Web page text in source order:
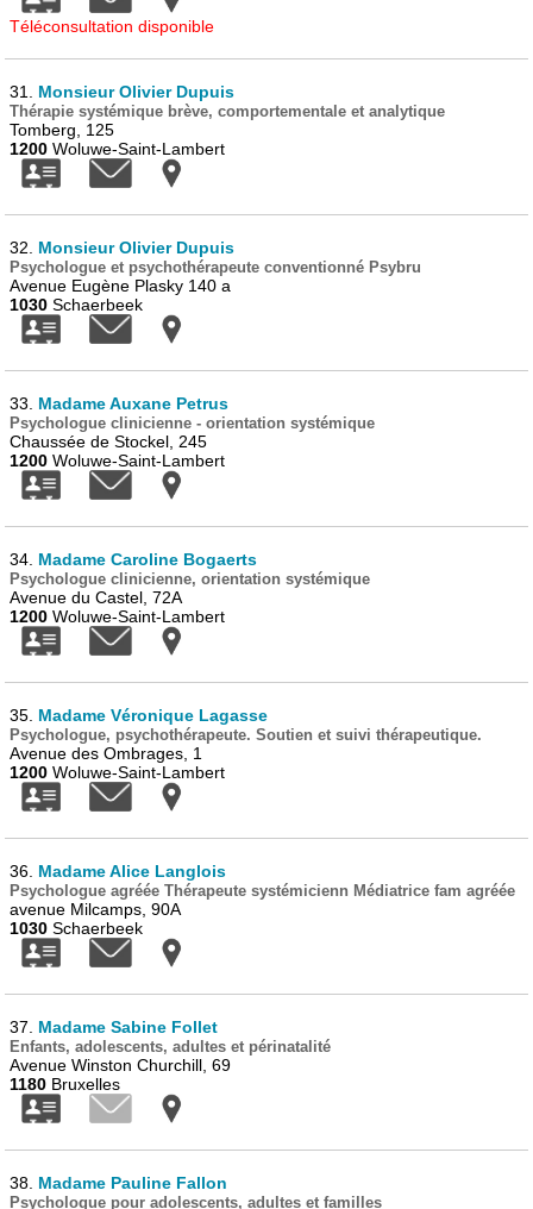
Téléconsultation disponible
31. Monsieur Olivier Dupuis
Thérapie systémique brève, comportementale et analytique
Tomberg, 125
1200 Woluwe-Saint-Lambert
32. Monsieur Olivier Dupuis
Psychologue et psychothérapeute conventionné Psybru
Avenue Eugène Plasky 140 a
1030 Schaerbeek
33. Madame Auxane Petrus
Psychologue clinicienne - orientation systémique
Chaussée de Stockel, 245
1200 Woluwe-Saint-Lambert
34. Madame Caroline Bogaerts
Psychologue clinicienne, orientation systémique
Avenue du Castel, 72A
1200 Woluwe-Saint-Lambert
35. Madame Véronique Lagasse
Psychologue, psychothérapeute. Soutien et suivi thérapeutique.
Avenue des Ombrages, 1
1200 Woluwe-Saint-Lambert
36. Madame Alice Langlois
Psychologue agréée Thérapeute systémicienn Médiatrice fam agréée
avenue Milcamps, 90A
1030 Schaerbeek
37. Madame Sabine Follet
Enfants, adolescents, adultes et périnatalité
Avenue Winston Churchill, 69
1180 Bruxelles
38. Madame Pauline Fallon
Psychologue pour adolescents, adultes et familles